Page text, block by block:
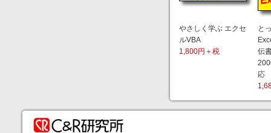
やさしく学ぶ エクセ
ルVBA
1,800円＋税
と
伝
応